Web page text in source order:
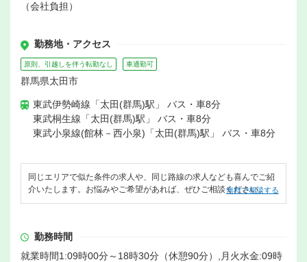
（会社負担）
勤務地・アクセス
原則、引越しを伴う転勤なし 車通勤可
群馬県太田市
東武伊勢崎線「太田(群馬)駅」 バス・車8分
東武桐生線「太田(群馬)駅」 バス・車8分
東武小泉線(館林－西小泉)「太田(群馬)駅」 バス・車8分
同じエリアで似た条件の求人や、同じ路線の求人なども喜んでご紹
介いたします。お悩みやご希望があれば、ぜひご相談ください。
無料で相談する
勤務時間
就業時間1:09時00分～18時30分（休憩90分）,月火水金:09時